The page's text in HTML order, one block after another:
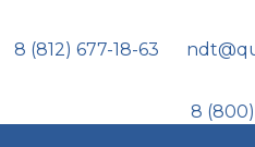
8 (812) 677-18-63
8